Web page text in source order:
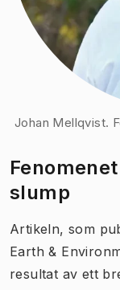
Johan Mellqvist.
slump
Artikeln, som
Earth &
resultat av ett